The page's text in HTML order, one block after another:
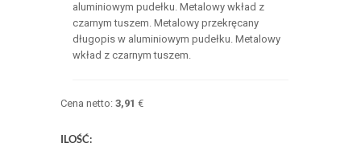
aluminiowym pudełku. Metalowy wkład z
czarnym tuszem. Metalowy przekręcany
długopis w aluminiowym pudełku. Metalowy
wkład z czarnym tuszem.
Cena netto: 3,91 €
ILOŚĆ: